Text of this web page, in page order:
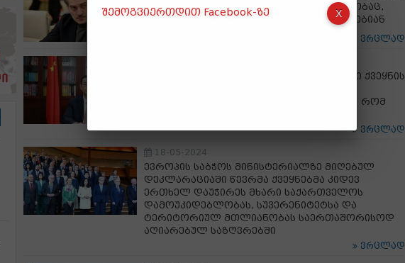
ჩვენი მონაპოვარიც არის და უპირატესობაც,
ახლა კი ვხედავთ, რომ სწორედ ამას ეხებიან
ვრცლად
ჩინეთის ელჩი: გამჭვირვალობის კანონი ქვეყნის
პოლიტიკაში რომ არ ვერევით, ნიშნავს, რომ
ვრცლად
18-05-2024
ევროპის საბჭოს მინისტერიალზე მიღებულ
დეკლარაციაში წევრმა ქვეყნებმა კიდევ
ერთხელ დაუჭირეს მხარი საქართველოს
დამოუკიდებლობას, სუვერენიტეტსა და
ტერიტორიულ მთლიანობას საერთაშორისოდ
აღიარებულ საზღვრებში
ვრცლად
შემოგვიერთდით Facebook-ზე